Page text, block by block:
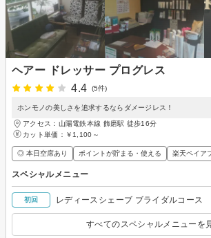
ヘアー ドレッサー プログレス
4.4
(5件)
ホンモノの美しさを追求するならダメージレス！
アクセス：山陽電鉄本線 飾磨駅 徒歩16分
カット単価： ￥1,100～
◎ 本日空席あり ポイントが貯まる・使える 楽天ペイア
スペシャルメニュー
初回 レディースシェーブ ブライダルコース
すべてのスペシャルメニューを